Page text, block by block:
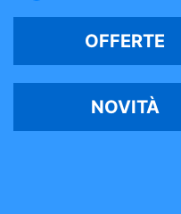
OFFERTE
NOVITÀ